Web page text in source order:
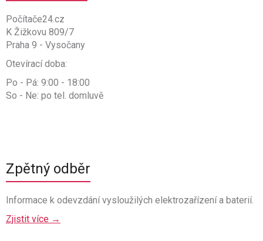
Počítače24.cz
K Žižkovu 809/7
Praha 9 - Vysočany
Otevírací doba:
Po - Pá: 9:00 - 18:00
So - Ne: po tel. domluvě
Zpětný odběr
Informace k odevzdání vysloužilých elektrozařízení a baterií.
Zjistit více →